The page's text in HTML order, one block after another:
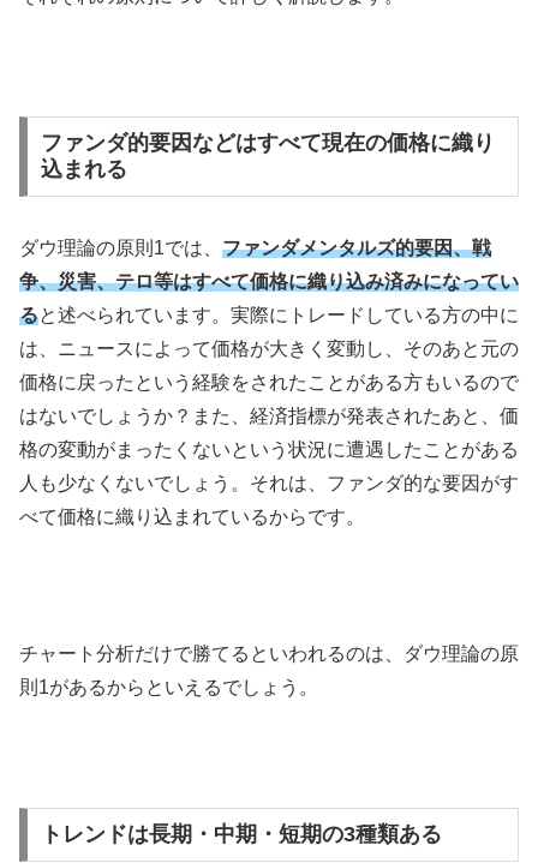
ファンダ的要因などはすべて現在の価格に織り
込まれる
ダウ理論の原則 1では、 ファンダメンタルズ的要因、戦
争、災害、テロ等はすべて価格に織り込み済みになってい
ると述べられています。実際にトレードしている方の中に
は、ニュースによって価格が大きく変動し、そのあと元の
価格に戻ったという経験をされたことがある方もいるので
はないでしょうか？また、経済指標が発表されたあと、価
格の変動がまったくないという状況に遭遇したことがある
人も少なくないでしょう。それは、ファンダ的な要因がす
べて価格に織り込まれているからです。
チャート分析だけで勝てるといわれるのは、ダウ理論の原
則 1があるからといえるでしょう。
トレンドは長期・中期・短期の3種類ある